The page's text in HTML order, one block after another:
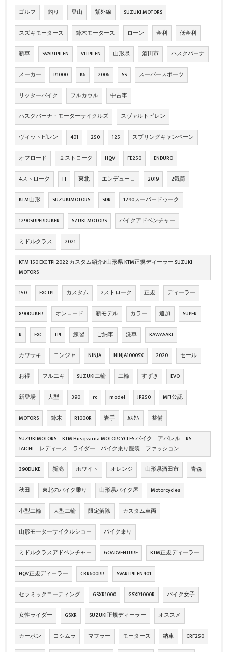
ゴルフ 釣り 登山 紫外線 SUZUKI MOTORS
スズキモータース 鈴木モータース ローン 金利 低金利
新車 SVARTPILEN VITPILEN 山形県 酒田市 ハスクバーナ
メーカー R1000 K6 2006 SS スーパースポーツ
リッターバイク フルカウル 中古車
ハスクバーナ・モーターサイクルズ スヴァルトピレン
ヴィットピレン 401 250 125 スプリングキャンペーン
オフロード ２ストローク HQV FE250 ENDURO
4ストローク FI 東北 エンデューロ 2019 2気筒
KTM山形 SUZUKIMOTORS SDR 1290スーパードゥーク
1290SUPERDUKER SZUKI MOTORS バイクアドベンチャー
ミドルクラス 2021
KTM 150 EXC TPI 2022 カスタム紹介♪山形県 KTM正規ディーラー SUZUKI
MOTORS
150 EXCTPI カスタム 2ストローク 正規 ディーラー
890DUKER オンロード 新モデル カラー 追加 SUPER
R EXC TPI 練習 ご納車 洗車 KAWASAKI
カワサキ ニンジャ NINJA NINJA1000SX 2020 セール
お得 フルエキ SUZUKI二輪 二輪 すずき EVO
新登場 大型 390 rc model JP250 MFJ公認
MOTORS 鈴木 R1000R 岩手 ｶｽﾀﾑ 整備
SUZUKIMOTORS KTM Husqvarna MOTORCYCLES バイク アパレル RS
TAICHI レディース ライダー バイク乗り服装 ファッション
390DUKE 新潟 ホワイト オレンジ 山形県酒田市 青森
秋田 東北のバイク乗り 山形県バイク屋 Motorcycles
小型二輪 大型二輪 限定解除 カスタム車両
山形モーターサイクルショー バイク乗り
ミドルクラスアドベンチャー GOADVENTURE KTM正規ディーラー
HQV正規ディーラー CBR600RR SVARTPILEN401
セラミックコーティング GSXR1000 GSXR1000R バイク女子
女性ライダー GSXR SUZUKI正規ディーラー オススメ
カーボン ヨシムラ マフラー モータース 納車 CRF250